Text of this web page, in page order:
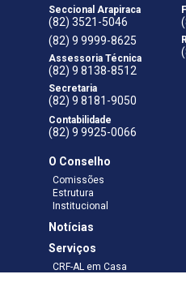
Seccional Arapiraca
(82) 3521-5046
(82) 9 9999-8625
Assessoria Técnica
(82) 9 8138-8512
Secretaria
(82) 9 8181-9050
Contabilidade
(82) 9 9925-0066
O Conselho
Comissões
Estrutura
Institucional
Notícias
Serviços
CRF-AL em Casa